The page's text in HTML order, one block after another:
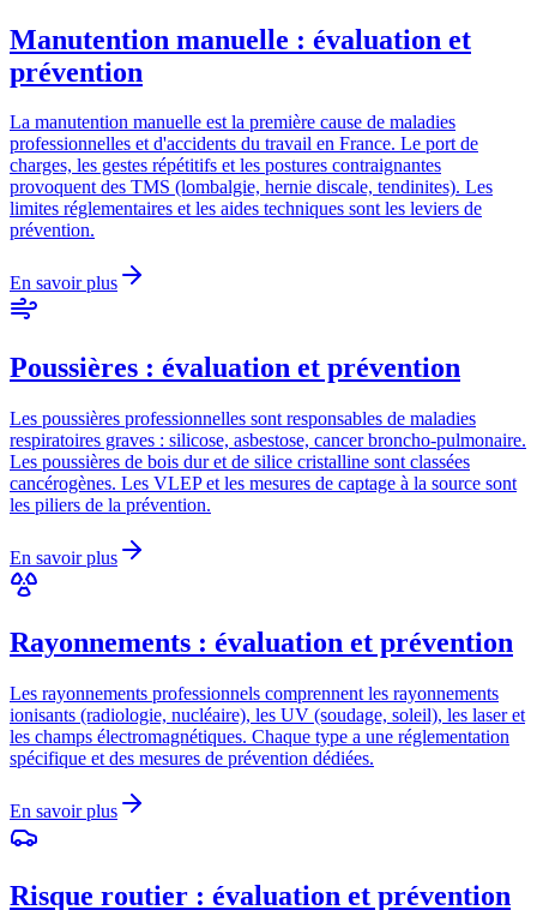
Manutention manuelle : évaluation et
prévention
La manutention manuelle est la première cause de maladies
professionnelles et d'accidents du travail en France. Le port de
charges, les gestes répétitifs et les postures contraignantes
provoquent des TMS (lombalgie, hernie discale, tendinites). Les
limites réglementaires et les aides techniques sont les leviers de
prévention.
En savoir plus
Poussières : évaluation et prévention
Les poussières professionnelles sont responsables de maladies
respiratoires graves : silicose, asbestose, cancer broncho-pulmonaire.
Les poussières de bois dur et de silice cristalline sont classées
cancérogènes. Les VLEP et les mesures de captage à la source sont
les piliers de la prévention.
En savoir plus
Rayonnements : évaluation et prévention
Les rayonnements professionnels comprennent les rayonnements
ionisants (radiologie, nucléaire), les UV (soudage, soleil), les laser et
les champs électromagnétiques. Chaque type a une réglementation
spécifique et des mesures de prévention dédiées.
En savoir plus
Risque routier : évaluation et prévention